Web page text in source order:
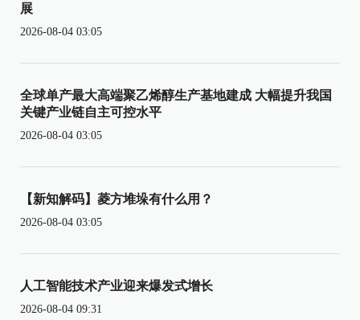
展
2026-08-04 03:05
全球单产最大高端聚乙烯醇生产基地建成 大幅提升我国
关键产业链自主可控水平
2026-08-04 03:05
【新知解码】菱方堆垛有什么用？
2026-08-04 03:05
人工智能技术产业迎来爆发式增长
2026-08-04 09:31